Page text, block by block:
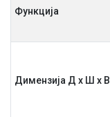
Функција
Димензија Д х Ш х В